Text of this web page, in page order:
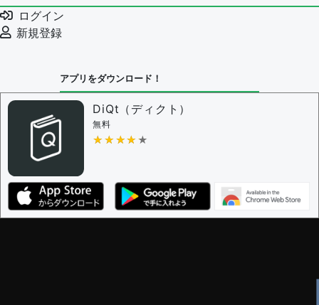
ログイン
新規登録
アプリをダウンロード！
DiQt（ディクト）
無料
★★★★★
★★★★★